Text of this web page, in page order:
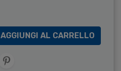
AGGIUNGI AL CARRELLO